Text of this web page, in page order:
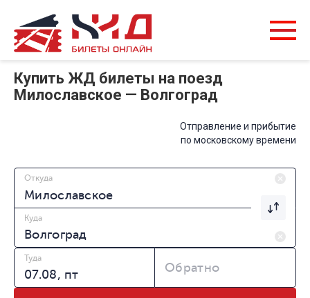
Купить ЖД билеты на поезд
Милославское — Волгоград
Отправление и прибытие
по московскому времени
Откуда
Куда
Туда
Обратно